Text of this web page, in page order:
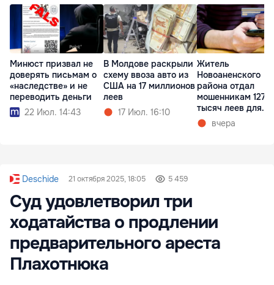
Минюст призвал не
доверять письмам о
«наследстве» и не
переводить деньги
22 Июл. 14:43
В Молдове раскрыли
схему ввоза авто из
США на 17 миллионов
леев
17 Июл. 16:10
Житель
Новоаненского
района отдал
мошенникам 127
тысяч леев для
"закрытия
вчера
Deschide 21 октября 2025, 18:05 5 459
Суд удовлетворил три
ходатайства о продлении
предварительного ареста
Плахотнюка